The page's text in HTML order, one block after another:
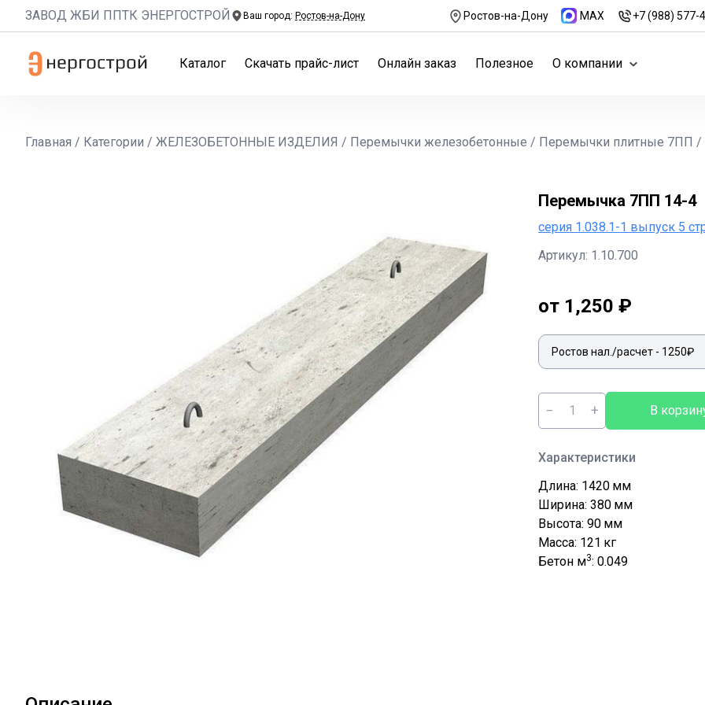
ЗАВОД ЖБИ ППТК ЭНЕРГОСТРОЙ Ваш город: Ростов-на-Дону Ростов-на-Дону MAX +7 (988) 577-
Каталог Скачать прайс-лист Онлайн заказ Полезное О компании
Главная / Категории / ЖЕЛЕЗОБЕТОННЫЕ ИЗДЕЛИЯ / Перемычки железобетонные / Перемычки плитные 7ПП /
Перемычка 7ПП 14-4
серия 1.038.1-1 выпуск 5
Артикул: 1.10.700
от 1,250 ₽
− + В
Характеристики
Длина: 1420 мм
Ширина: 380 мм
Высота: 90 мм
Масса: 121 кг
Бетон м3: 0.049